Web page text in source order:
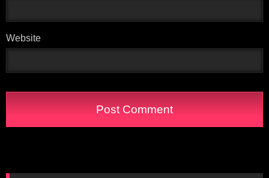
Website